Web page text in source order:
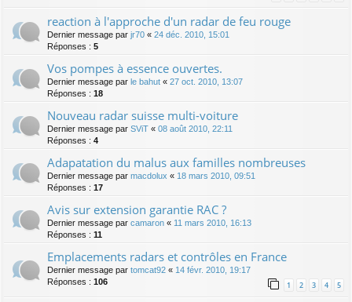
reaction à l'approche d'un radar de feu rouge
Dernier message par jr70 « 24 déc. 2010, 15:01
Réponses : 5
Vos pompes à essence ouvertes.
Dernier message par le bahut « 27 oct. 2010, 13:07
Réponses : 18
Nouveau radar suisse multi-voiture
Dernier message par SViT « 08 août 2010, 22:11
Réponses : 4
Adapatation du malus aux familles nombreuses
Dernier message par macdolux « 18 mars 2010, 09:51
Réponses : 17
Avis sur extension garantie RAC ?
Dernier message par camaron « 11 mars 2010, 16:13
Réponses : 11
Emplacements radars et contrôles en France
Dernier message par tomcat92 « 14 févr. 2010, 19:17
Réponses : 106 1 2 3 4 5